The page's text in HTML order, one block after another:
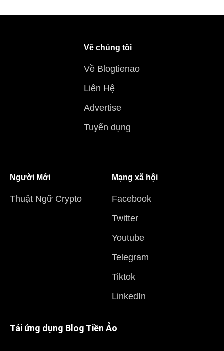
Về chúng tôi
Về Blogtienao
Liên Hệ
Advertise
Tuyển dụng
Người Mới
Thuật Ngữ Crypto
Mạng xã hội
Facebook
Twitter
Youtube
Telegram
Tiktok
LinkedIn
Tải ứng dụng Blog Tiền Ảo